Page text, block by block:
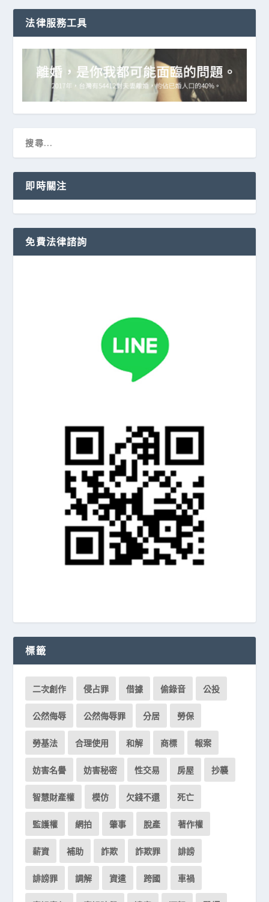
法律服務工具
即時關注
免費法律諮詢
標籤
二次創作 侵占罪 借據 偷錄音 公投
公然侮辱 公然侮辱罪 分居 勞保
勞基法 合理使用 和解 商標 報案
妨害名譽 妨害秘密 性交易 房屋 抄襲
智慧財產權 模仿 欠錢不還 死亡
監護權 網拍 肇事 脫產 著作權
薪資 補助 詐欺 詐欺罪 誹謗
誹謗罪 調解 資遣 跨國 車禍